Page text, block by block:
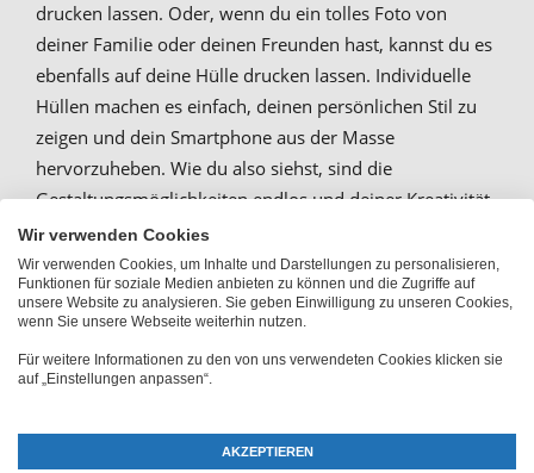
drucken lassen. Oder, wenn du ein tolles Foto von
deiner Familie oder deinen Freunden hast, kannst du es
ebenfalls auf deine Hülle drucken lassen. Individuelle
Hüllen machen es einfach, deinen persönlichen Stil zu
zeigen und dein Smartphone aus der Masse
hervorzuheben. Wie du also siehst, sind die
Gestaltungsmöglichkeiten endlos und deiner Kreativität
werden keine Grenzen gesetzt!
Tolle Geschenkidee: Samsung
Galaxy S22 Ultra Fotohülle mit
Wir verwenden Cookies
Wir verwenden Cookies, um Inhalte und Darstellungen zu personalisieren,
Funktionen für soziale Medien anbieten zu können und die Zugriffe auf
unsere Website zu analysieren. Sie geben Einwilligung zu unseren Cookies,
wenn Sie unsere Webseite weiterhin nutzen.
Für weitere Informationen zu den von uns verwendeten Cookies klicken sie
auf „Einstellungen anpassen“.
AKZEPTIEREN